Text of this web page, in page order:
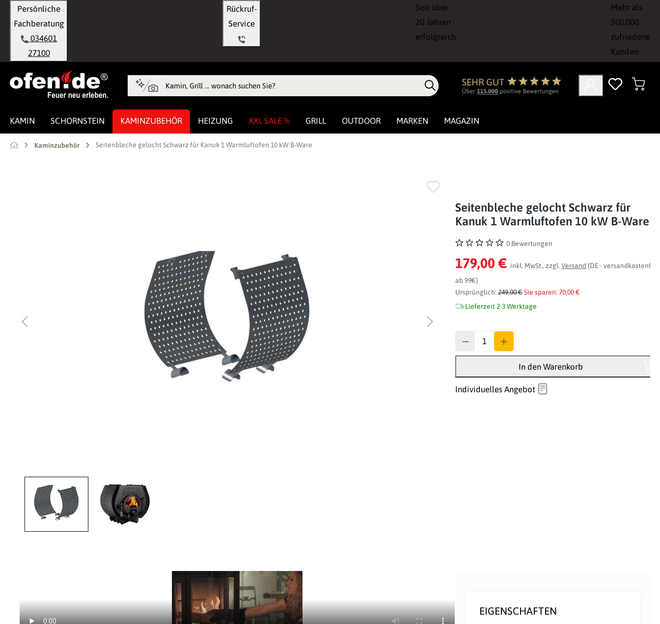
Zur Hauptnavigation springen
Persönliche
Fachberatung
034601
27100
Rückruf-
Seit über
20 Jahren
erfolgreich
Mehr als
500.000
zufriedene
Kunden
KAMIN SCHORNSTEIN KAMINZUBEHÖR HEIZUNG XXL SALE % GRILL OUTDOOR MARKEN MAGAZIN
Kaminzubehör Seitenbleche gelocht Schwarz für Kanuk 1 Warmluftofen 10 kW B-Ware
Seitenbleche gelocht Schwarz für
Kanuk 1 Warmluftofen 10 kW B-Ware
Durchschnittliche Bewertung von 0 von 5 Sternen
0 Bewertungen
179,00 € inkl. MwSt., zzgl.Versand (DE - versandkostenfrei
ab 99€)
Ursprünglich:249,00 €Sie sparen: 70,00 €
Lieferzeit 2-3 Werktage
In den Warenkorb
Individuelles Angebot
EIGENSCHAFTEN